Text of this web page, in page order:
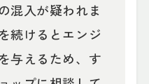
混入が疑われま
続けるとエンジ
与えるため、す